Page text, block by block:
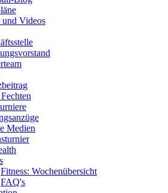
Videos
Medien
Fitness: Wochenübersicht
FAQ's